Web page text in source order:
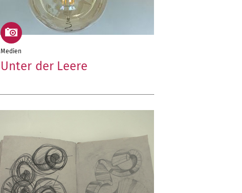
Unter der Leere
Medien